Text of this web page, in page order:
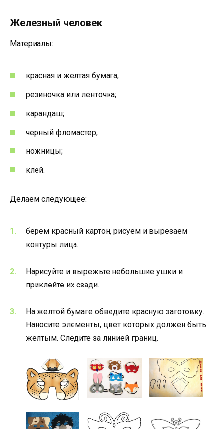
Железный человек
Материалы:
красная и желтая бумага;
резиночка или ленточка;
карандаш;
черный фломастер;
ножницы;
клей.
Делаем следующее:
берем красный картон, рисуем и вырезаем
контуры лица.
Нарисуйте и вырежьте небольшие ушки и
приклейте их сзади.
На желтой бумаге обведите красную заготовку.
Наносите элементы, цвет которых должен быть
желтым. Следите за линией границ.